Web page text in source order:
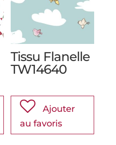
Tissu Flanelle
TW14640
Ajouter
au favoris